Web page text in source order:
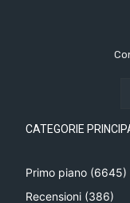
CATEGORIE
Primo piano (6645)
Recensioni (386)